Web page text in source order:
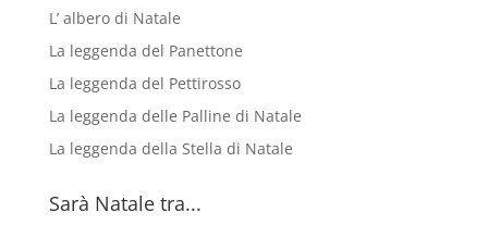
L’ albero di Natale
La leggenda del Panettone
La leggenda del Pettirosso
La leggenda delle Palline di Natale
La leggenda della Stella di Natale
Sarà Natale tra...